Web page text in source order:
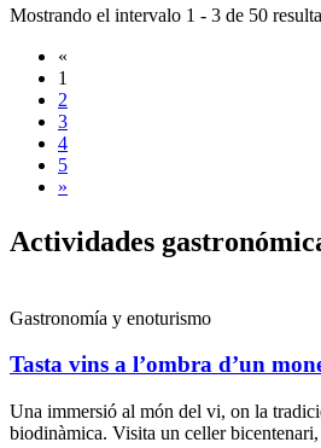
Mostrando el intervalo 1 - 3 de 50
«
1
2
3
4
5
»
Actividades
Gastronomía y enoturismo
Tasta vins a l’ombra d’un
Una immersió al món del vi, on la
biodinàmica. Visita un celler bicentenari,